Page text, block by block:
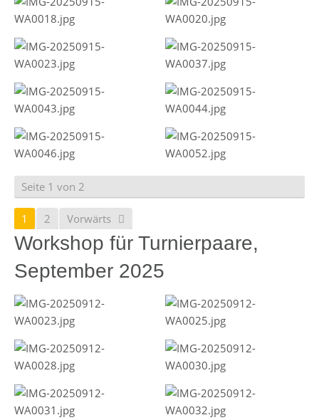
Seite 1 von 2
1 2 Vorwärts
Workshop für Turnierpaare,
September 2025